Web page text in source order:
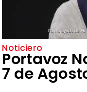
Noticiero
Portavoz
7 de